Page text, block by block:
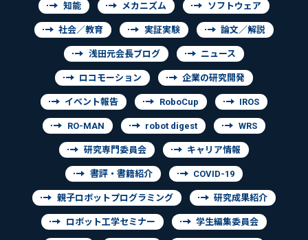
知能 メカニズム ソフトウェア
社会／教育 実証実験 論文／解説
浅田元会長ブログ ニュース
ロコモーション 企業の研究開発
イベント報告 RoboCup IROS
RO-MAN robot digest WRS
研究専門委員会 キャリア情報
書評・書籍紹介 COVID-19
親子ロボットプログラミング 研究成果紹介
ロボット工学セミナー 学生編集委員会